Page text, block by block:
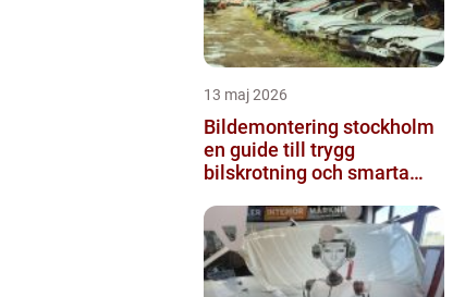
13 maj 2026
Bildemontering stockholm
en guide till trygg
bilskrotning och smarta